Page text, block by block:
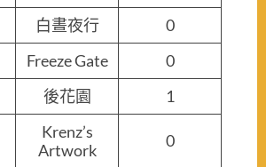
白晝夜行
0
Freeze Gate
0
後花園 1
Krenz’s
Artwork
0